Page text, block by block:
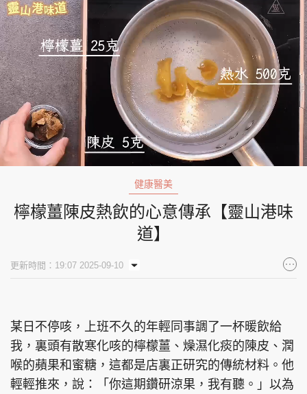
Unmute
健康醫美
檸檬薑陳皮熱飲的心意傳承【靈山港味
道】
更新時間：19:07 2025-09-10
某日不停咳，上班不久的年輕同事調了一杯暖飲給
我，裏頭有散寒化咳的檸檬薑、燥濕化痰的陳皮、潤
喉的蘋果和蜜糖，這都是店裏正研究的傳統材料。他
輕輕推來，說：「你這期鑽研涼果，我有聽。」以為